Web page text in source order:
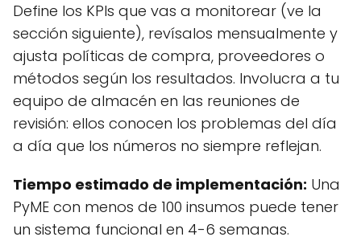
Define los KPIs que vas a monitorear (ve la
sección siguiente), revísalos mensualmente y
ajusta políticas de compra, proveedores o
métodos según los resultados. Involucra a tu
equipo de almacén en las reuniones de
revisión: ellos conocen los problemas del día
a día que los números no siempre reflejan.
Tiempo estimado de implementación: Una
PyME con menos de 100 insumos puede tener
un sistema funcional en 4-6 semanas.